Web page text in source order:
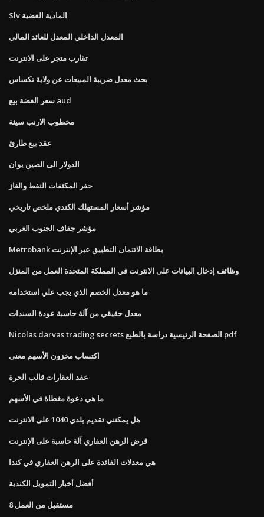
Slv المادية الفضية
المعدل الداخلي المعدل للعائد المالي
تقارب متجر على الانترنت
بحث معدل ضريبة المبيعات عن ولاية تكساس
سعر الفضة بيع aud
مخطوب الارنب سيئة
عقد بيع طارئ
الدولار الى الصين يوان
حفر المكثفات النفط والغاز
مؤشر أسعار المستهلك الكندي ملخص تاريخي
مؤشر جفاف الجنوب الغربي
Metrobank بطاقة الائتمان التطبيق عبر الإنترنت
وظائف إدخال البيانات على الانترنت في المملكة المتحدة العمل من المنزل
ما هو معدل الخصم الذي يجب علي استخدامه
معدل حقيقي من آلة حاسبة عودة السندات
Nicolas darvas trading secrets الصفحة الرئيسية دراسة بالطبع pdf
اكتساب مخزون الأسهم معنى
عقد العقارات قالب الحرة
ما هي دعوة مغطاة في الأسهم
هل يمكنني تقديم بلدي 1040 على الانترنت
قرض الرهن العقاري آلة حاسبة على الإنترنت
هي معدلات الفائدة على الرهن العقاري في كندا
أفضل أخبار التمويل الكندية
8 مستقبل من العمل